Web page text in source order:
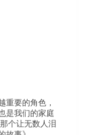
重要的角色，
是我们的家庭
个让无数人泪